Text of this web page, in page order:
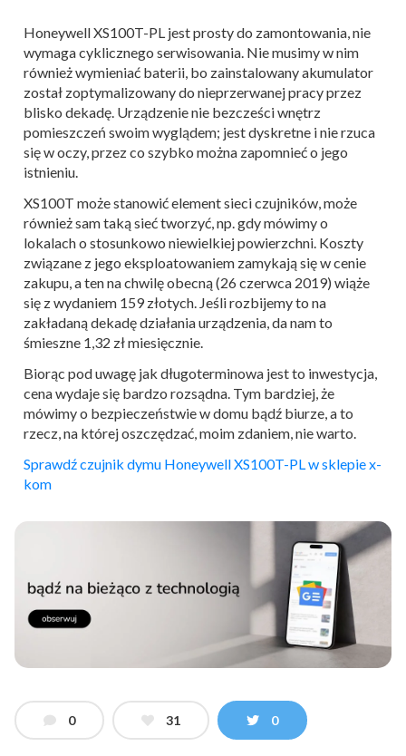
Honeywell XS100T-PL jest prosty do zamontowania, nie
wymaga cyklicznego serwisowania. Nie musimy w nim
również wymieniać baterii, bo zainstalowany akumulator
został zoptymalizowany do nieprzerwanej pracy przez
blisko dekadę. Urządzenie nie bezcześci wnętrz
pomieszczeń swoim wyglądem; jest dyskretne i nie rzuca
się w oczy, przez co szybko można zapomnieć o jego
istnieniu.
XS100T może stanowić element sieci czujników, może
również sam taką sieć tworzyć, np. gdy mówimy o
lokalach o stosunkowo niewielkiej powierzchni. Koszty
związane z jego eksploatowaniem zamykają się w cenie
zakupu, a ten na chwilę obecną (26 czerwca 2019) wiąże
się z wydaniem 159 złotych. Jeśli rozbijemy to na
zakładaną dekadę działania urządzenia, da nam to
śmieszne 1,32 zł miesięcznie.
Biorąc pod uwagę jak długoterminowa jest to inwestycja,
cena wydaje się bardzo rozsądna. Tym bardziej, że
mówimy o bezpieczeństwie w domu bądź biurze, a to
rzecz, na której oszczędzać, moim zdaniem, nie warto.
Sprawdź czujnik dymu Honeywell XS100T-PL w sklepie x-
kom
0 31 0